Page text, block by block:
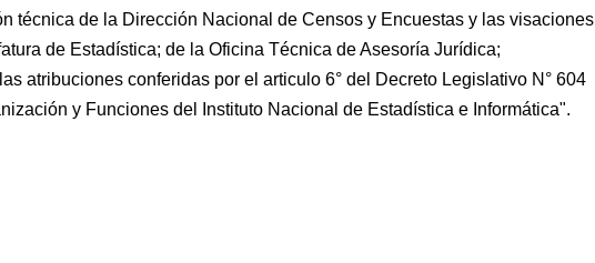
técnica de la Dirección Nacional de Censos y Encuestas y las visaciones
de Estadística; de la Oficina Técnica de Asesoría Jurídica;
atribuciones conferidas por el articulo 6° del Decreto Legislativo N° 604
y Funciones del Instituto Nacional de Estadística e Informática".